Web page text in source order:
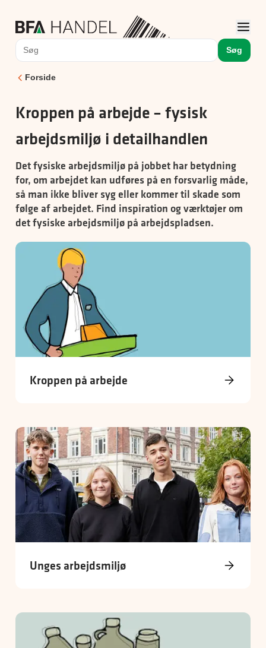
Søg
Forside
Kroppen på arbejde – fysisk
arbejdsmiljø i detailhandlen
Det fysiske arbejdsmiljø på jobbet har betydning
for, om arbejdet kan udføres på en forsvarlig måde,
så man ikke bliver syg eller kommer til skade som
følge af arbejdet. Find inspiration og værktøjer om
det fysiske arbejdsmiljø på arbejdspladsen.
Kroppen på arbejde
Unges arbejdsmiljø